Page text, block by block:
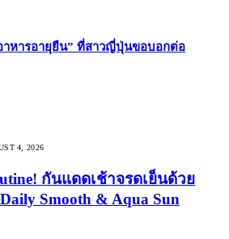
าหารอายุยืน” ที่สาวญี่ปุ่นขอบอกต่อ
4, 2026
กันแดดเช้าจรดเย็นด้วย
Smooth & Aqua Sun